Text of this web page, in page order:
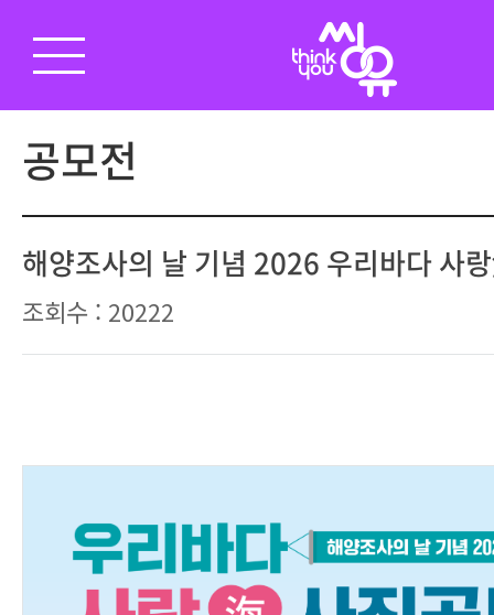
공모전
해양조사의 날 기념 2026 우리바다 사
조회수 : 20222